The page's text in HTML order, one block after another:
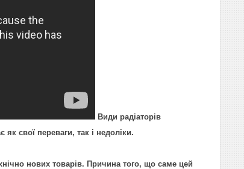
Види радіаторів
як свої переваги, так і недоліки.
нових товарів. Причина того, що саме цей